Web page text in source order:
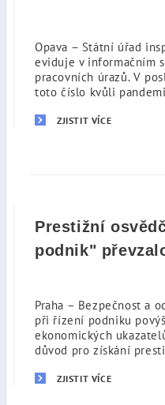
Opava – Státní úřad
eviduje v informačním
pracovních úrazů. V
toto číslo kvůli
ZJISTIT VÍCE
Prestižní
podnik"
Praha – Bezpečnost a
při řízení podniku
ekonomických
důvod pro získání
ZJISTIT VÍCE